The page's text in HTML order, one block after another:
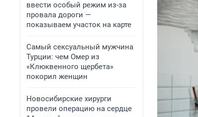
ввести особый режим из-за
провала дороги —
показываем участок на карте
Самый сексуальный мужчина
Турции: чем Омер из
«Клюквенного щербета»
покорил женщин
Новосибирские хирурги
провели операцию на сердце